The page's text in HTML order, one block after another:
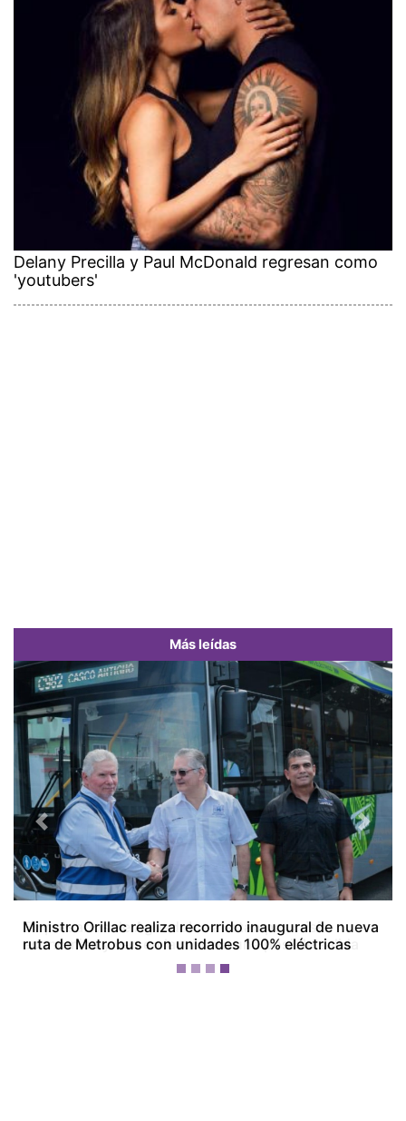
Delany Precilla y Paul McDonald regresan como
'youtubers'
Más leídas
Empresarios de Aguadulce alertan por crisis
económica y ven en la minería una posible salida
Previous Next